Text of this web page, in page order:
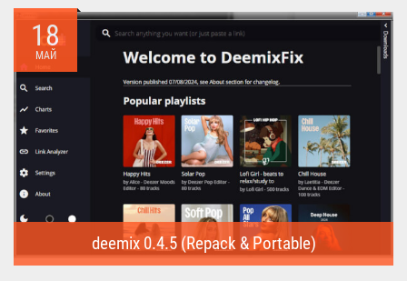
предназначена для...
18
МАЙ
deemix 0.4.5 (Repack & Portable)